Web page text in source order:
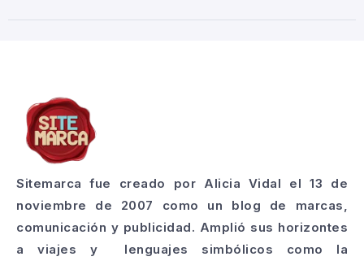
Sitemarca fue creado por Alicia Vidal el 13 de
noviembre de 2007 como un blog de marcas,
comunicación y publicidad. Amplió sus horizontes
a viajes y lenguajes simbólicos como la